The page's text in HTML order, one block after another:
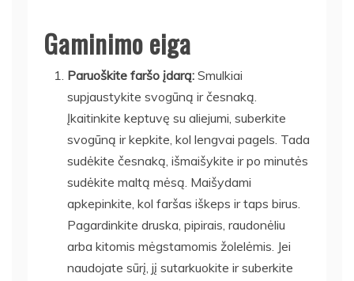
Gaminimo eiga
Paruoškite faršo įdarą: Smulkiai
supjaustykite svogūną ir česnaką.
Įkaitinkite keptuvę su aliejumi, suberkite
svogūną ir kepkite, kol lengvai pagels. Tada
sudėkite česnaką, išmaišykite ir po minutės
sudėkite maltą mėsą. Maišydami
apkepinkite, kol faršas iškeps ir taps birus.
Pagardinkite druska, pipirais, raudonėliu
arba kitomis mėgstamomis žolelėmis. Jei
naudojate sūrį, jį sutarkuokite ir suberkite